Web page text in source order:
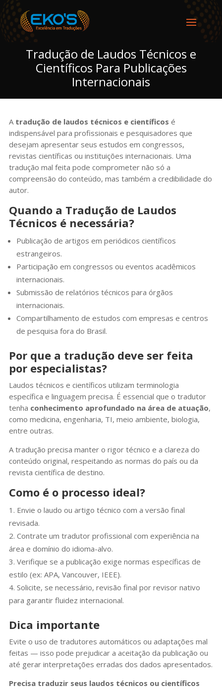
Tradução de Laudos Técnicos e
Científicos Para Publicações
Internacionais
A tradução de laudos técnicos e científicos é
indispensável para profissionais e pesquisadores que
desejam apresentar seus estudos em congressos,
revistas científicas ou instituições internacionais. Uma
tradução mal feita pode comprometer não só a
compreensão do conteúdo, mas também a credibilidade do
autor.
Quando a Tradução de Laudos
Técnicos é necessária?
Publicação de artigos em periódicos científicos
estrangeiros.
Participação em congressos ou eventos acadêmicos
internacionais.
Submissão de relatórios técnicos para órgãos
internacionais.
Compartilhamento de estudos com empresas e centros
de pesquisa fora do Brasil.
Por que a tradução deve ser feita
por especialistas?
Laudos técnicos e científicos utilizam terminologia
específica e linguagem precisa. É essencial que o tradutor
tenha conhecimento aprofundado na área de atuação,
como medicina, engenharia, TI, meio ambiente, biologia,
entre outras.
A tradução precisa manter o rigor técnico e a clareza do
conteúdo original, respeitando as normas do país ou da
revista científica de destino.
Como é o processo ideal?
Envie o laudo ou artigo técnico com a versão final
revisada.
Contrate um tradutor profissional com experiência na
área e domínio do idioma-alvo.
Verifique se a publicação exige normas específicas de
estilo (ex: APA, Vancouver, IEEE).
Solicite, se necessário, revisão final por revisor nativo
para garantir fluidez internacional.
Dica importante
Evite o uso de tradutores automáticos ou adaptações mal
feitas — isso pode prejudicar a aceitação da publicação ou
até gerar interpretações erradas dos dados apresentados.
Precisa traduzir seus laudos técnicos ou científicos